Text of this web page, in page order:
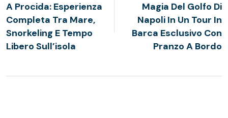
A Procida: Esperienza
Completa Tra Mare,
Snorkeling E Tempo
Libero Sull’isola
Magia Del Golfo Di
Napoli In Un Tour In
Barca Esclusivo Con
Pranzo A Bordo